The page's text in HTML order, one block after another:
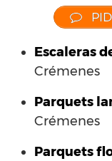
Escaleras
Crémenes
Parquets
Crémenes
Parquets